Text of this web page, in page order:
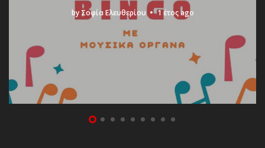
by Σοφία Ελευθερίου 1 έτος ago